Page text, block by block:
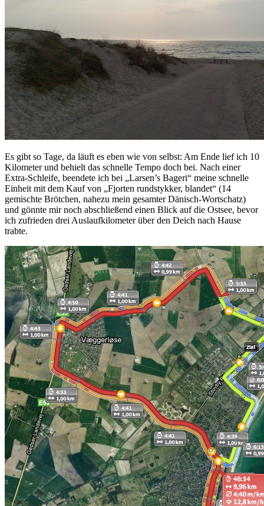
Es gibt so Tage, da läuft es eben wie von selbst: Am Ende lief ich 10
Kilometer und behielt das schnelle Tempo doch bei. Nach einer
Extra-Schleife, beendete ich bei „Larsen’s Bageri“ meine schnelle
Einheit mit dem Kauf von „Fjorten rundstykker, blandet“ (14
gemischte Brötchen, nahezu mein gesamter Dänisch-Wortschatz)
und gönnte mir noch abschließend einen Blick auf die Ostsee, bevor
ich zufrieden drei Auslaufkilometer über den Deich nach Hause
trabte.